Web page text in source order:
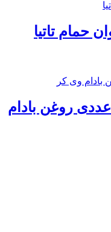
دستمال مرطوب پاکتی 72 عددی روغن بادام